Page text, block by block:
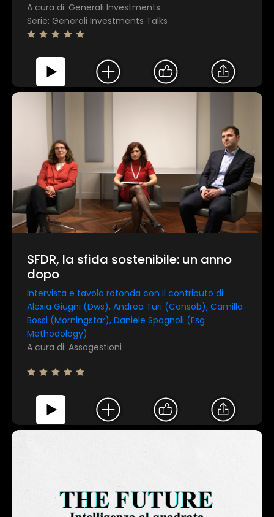
A cura di: Generali Investments
Serie: Generali Investments Talks
SFDR, la sfida sostenibile: un anno
dopo
Intervista e tavola rotonda con il contributo di:
Alexia Giugni (Dws), Andrea Turi (Consob), Camilla
Bossi (Morningstar), Daniele Spagnoli (Esg
Methodology)
A cura di: Assogestioni